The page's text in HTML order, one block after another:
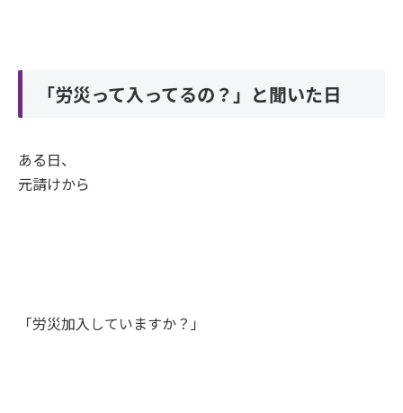
「労災って入ってるの？」と聞いた日
ある日、
元請けから
「労災加入していますか？」